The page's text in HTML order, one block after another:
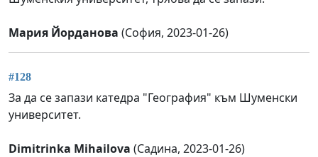
Мария Йорданова (София, 2023-01-26)
#128
За да се запази катедра "География" към Шуменски
университет.
Dimitrinka Mihailova (Садина, 2023-01-26)